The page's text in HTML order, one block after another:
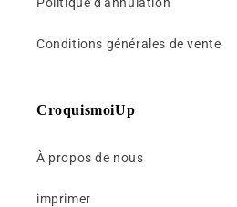
Conditions générales de vente
CroquismoiUp
À propos de nous
imprimer